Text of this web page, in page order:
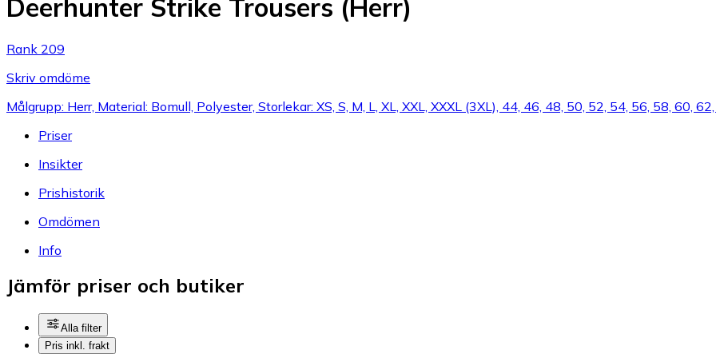
Deerhunter Strike Trousers (Herr)
Rank 209
Skriv omdöme
Målgrupp: Herr, Material: Bomull, Polyester, Storlekar: XS, S, M, L, XL, XXL, XXXL (3XL), 44, 46, 48, 50, 52, 54, 56, 58, 60,
Priser
Insikter
Prishistorik
Omdömen
Info
Jämför priser och butiker
Alla filter
Pris inkl. frakt